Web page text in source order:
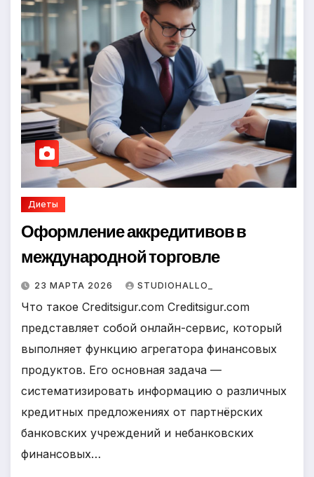
Диеты
Оформление аккредитивов в
международной торговле
23 МАРТА 2026 STUDIOHALLO_
Что такое Creditsigur.com Creditsigur.com
представляет собой онлайн-сервис, который
выполняет функцию агрегатора финансовых
продуктов. Его основная задача —
систематизировать информацию о различных
кредитных предложениях от партнёрских
банковских учреждений и небанковских
финансовых…